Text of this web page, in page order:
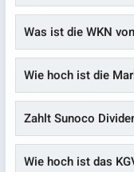
Was ist die WKN
Wie hoch ist die
Zahlt Sunoco
Wie hoch ist das